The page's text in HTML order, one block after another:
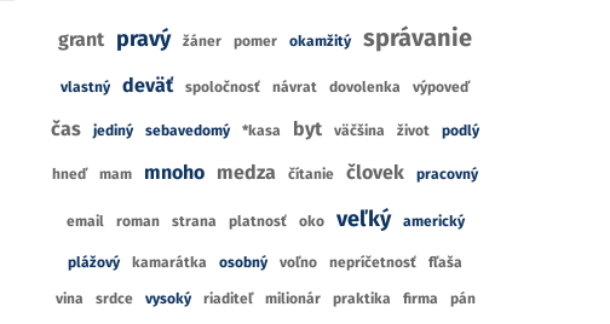
grant pravý žáner pomer okamžitý správanie
vlastný deväť spoločnosť návrat dovolenka výpoveď
čas jediný sebavedomý *kasa byt väčšina život podlý
hneď mam mnoho medza čítanie človek pracovný
email roman strana platnosť oko veľký americký
plážový kamarátka osobný voľno nepríčetnosť fľaša
vina srdce vysoký riaditeľ milionár praktika firma pán